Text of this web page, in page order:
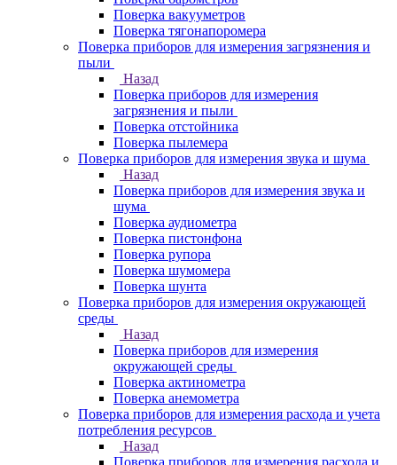
Поверка вакууметров
Поверка тягонапоромера
Поверка приборов для измерения загрязнения и
пыли
Назад
Поверка приборов для измерения
загрязнения и пыли
Поверка отстойника
Поверка пылемера
Поверка приборов для измерения звука и шума
Назад
Поверка приборов для измерения звука и
шума
Поверка аудиометра
Поверка пистонфона
Поверка рупора
Поверка шумомера
Поверка шунта
Поверка приборов для измерения окружающей
среды
Назад
Поверка приборов для измерения
окружающей среды
Поверка актинометра
Поверка анемометра
Поверка приборов для измерения расхода и учета
потребления ресурсов
Назад
Поверка приборов для измерения расхода и